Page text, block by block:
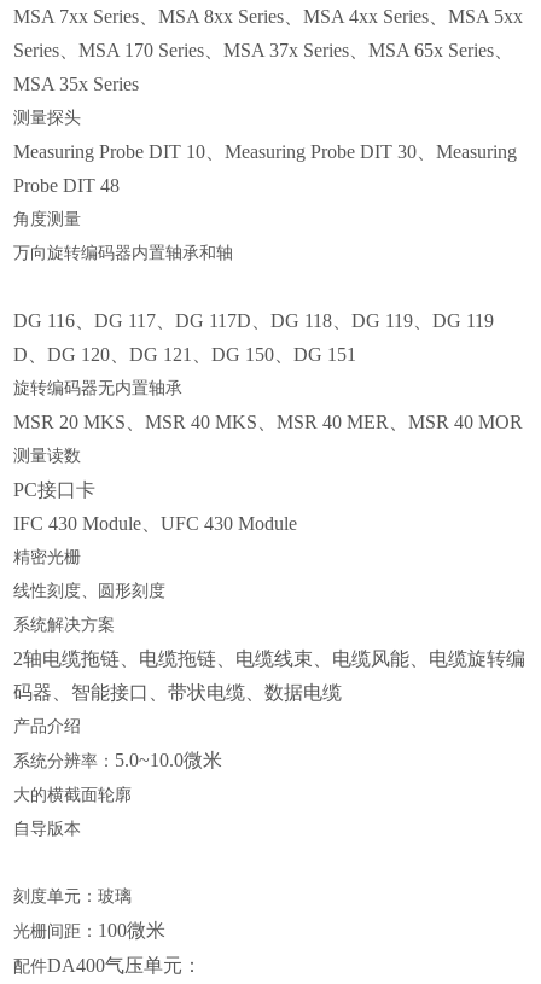
MSA 7xx Series、MSA 8xx Series、MSA 4xx Series、MSA 5xx
Series、MSA 170 Series、MSA 37x Series、MSA 65x Series、
MSA 35x Series
测量探头
Measuring Probe DIT 10、Measuring Probe DIT 30、Measuring
Probe DIT 48
角度测量
万向旋转编码器内置轴承和轴
DG 116、DG 117、DG 117D、DG 118、DG 119、DG 119
D、DG 120、DG 121、DG 150、DG 151
旋转编码器无内置轴承
MSR 20 MKS、MSR 40 MKS、MSR 40 MER、MSR 40 MOR
测量读数
PC接口卡
IFC 430 Module、UFC 430 Module
精密光栅
线性刻度、圆形刻度
系统解决方案
2轴电缆拖链、电缆拖链、电缆线束、电缆风能、电缆旋转编
码器、智能接口、带状电缆、数据电缆
产品介绍
系统分辨率： 5.0~10.0微米
大的横截面轮廓
自导版本
刻度单元：玻璃
光栅间距： 100微米
配件DA400气压单元：